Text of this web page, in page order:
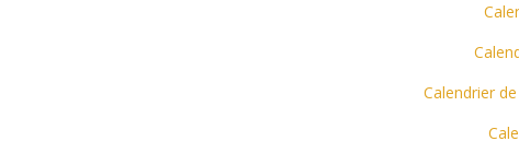
Calendrier